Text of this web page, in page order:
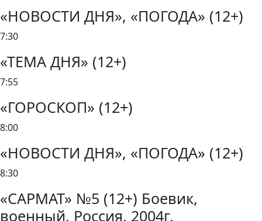
«НОВОСТИ ДНЯ», «ПОГОДА» (12+)
7:30
«ТЕМА ДНЯ» (12+)
7:55
«ГОРОСКОП» (12+)
8:00
«НОВОСТИ ДНЯ», «ПОГОДА» (12+)
8:30
«САРМАТ» №5 (12+) Боевик,
военный, Россия, 2004г.